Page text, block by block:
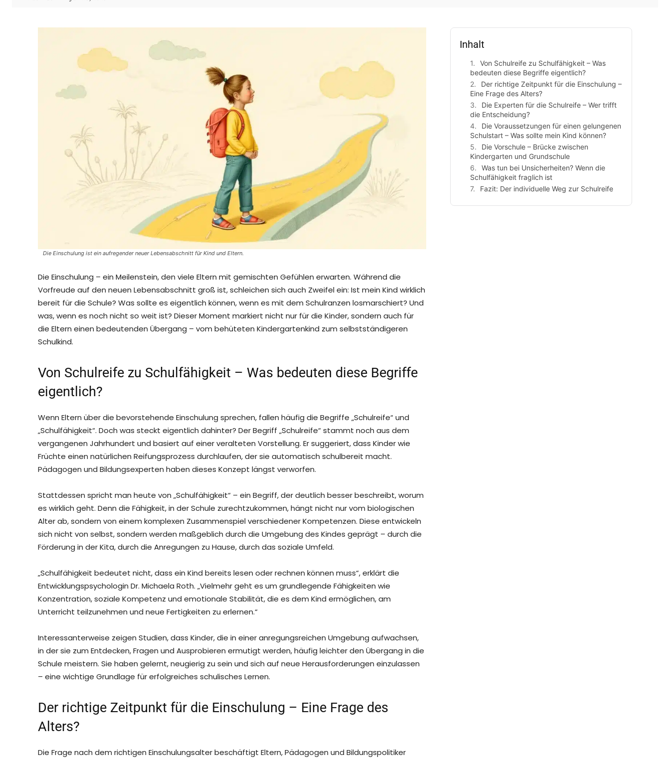
Die Einschulung ist ein aufregender neuer Lebensabschnitt für Kind und Eltern.
Die Einschulung – ein Meilenstein, den viele Eltern mit gemischten Gefühlen erwarten. Während die
Vorfreude auf den neuen Lebensabschnitt groß ist, schleichen sich auch Zweifel ein: Ist mein Kind wirklich
bereit für die Schule? Was sollte es eigentlich können, wenn es mit dem Schulranzen losmarschiert? Und
was, wenn es noch nicht so weit ist? Dieser Moment markiert nicht nur für die Kinder, sondern auch für
die Eltern einen bedeutenden Übergang – vom behüteten Kindergartenkind zum selbstständigeren
Schulkind.
Von Schulreife zu Schulfähigkeit – Was bedeuten diese Begriffe
eigentlich?
Wenn Eltern über die bevorstehende Einschulung sprechen, fallen häufig die Begriffe „Schulreife“ und
„Schulfähigkeit“. Doch was steckt eigentlich dahinter? Der Begriff „Schulreife“ stammt noch aus dem
vergangenen Jahrhundert und basiert auf einer veralteten Vorstellung. Er suggeriert, dass Kinder wie
Früchte einen natürlichen Reifungsprozess durchlaufen, der sie automatisch schulbereit macht.
Pädagogen und Bildungsexperten haben dieses Konzept längst verworfen.
Stattdessen spricht man heute von „Schulfähigkeit“ – ein Begriff, der deutlich besser beschreibt, worum
es wirklich geht. Denn die Fähigkeit, in der Schule zurechtzukommen, hängt nicht nur vom biologischen
Alter ab, sondern von einem komplexen Zusammenspiel verschiedener Kompetenzen. Diese entwickeln
sich nicht von selbst, sondern werden maßgeblich durch die Umgebung des Kindes geprägt – durch die
Förderung in der Kita, durch die Anregungen zu Hause, durch das soziale Umfeld.
„Schulfähigkeit bedeutet nicht, dass ein Kind bereits lesen oder rechnen können muss“, erklärt die
Entwicklungspsychologin Dr. Michaela Roth. „Vielmehr geht es um grundlegende Fähigkeiten wie
Konzentration, soziale Kompetenz und emotionale Stabilität, die es dem Kind ermöglichen, am
Unterricht teilzunehmen und neue Fertigkeiten zu erlernen.“
Interessanterweise zeigen Studien, dass Kinder, die in einer anregungsreichen Umgebung aufwachsen,
in der sie zum Entdecken, Fragen und Ausprobieren ermutigt werden, häufig leichter den Übergang in die
Schule meistern. Sie haben gelernt, neugierig zu sein und sich auf neue Herausforderungen einzulassen
– eine wichtige Grundlage für erfolgreiches schulisches Lernen.
Der richtige Zeitpunkt für die Einschulung – Eine Frage des
Alters?
Die Frage nach dem richtigen Einschulungsalter beschäftigt Eltern, Pädagogen und Bildungspolitiker
Inhalt
Von Schulreife zu Schulfähigkeit – Was
bedeuten diese Begriffe eigentlich?
Der richtige Zeitpunkt für die Einschulung –
Eine Frage des Alters?
Die Experten für die Schulreife – Wer trifft
die Entscheidung?
Die Voraussetzungen für einen gelungenen
Schulstart – Was sollte mein Kind können?
Die Vorschule – Brücke zwischen
Kindergarten und Grundschule
Was tun bei Unsicherheiten? Wenn die
Schulfähigkeit fraglich ist
Fazit: Der individuelle Weg zur Schulreife